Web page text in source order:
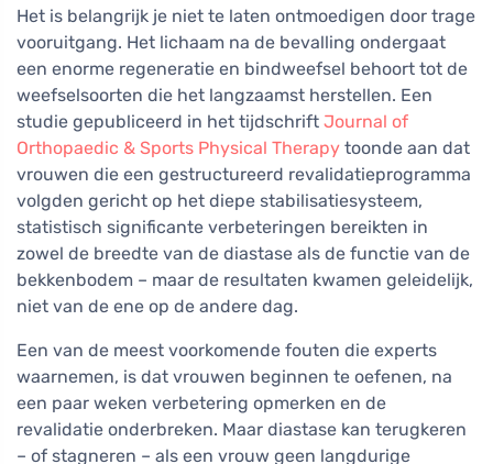
Het is belangrijk je niet te laten ontmoedigen door trage
vooruitgang. Het lichaam na de bevalling ondergaat
een enorme regeneratie en bindweefsel behoort tot de
weefselsoorten die het langzaamst herstellen. Een
studie gepubliceerd in het tijdschrift Journal of
Orthopaedic & Sports Physical Therapy toonde aan dat
vrouwen die een gestructureerd revalidatieprogramma
volgden gericht op het diepe stabilisatiesysteem,
statistisch significante verbeteringen bereikten in
zowel de breedte van de diastase als de functie van de
bekkenbodem – maar de resultaten kwamen geleidelijk,
niet van de ene op de andere dag.
Een van de meest voorkomende fouten die experts
waarnemen, is dat vrouwen beginnen te oefenen, na
een paar weken verbetering opmerken en de
revalidatie onderbreken. Maar diastase kan terugkeren
– of stagneren – als een vrouw geen langdurige